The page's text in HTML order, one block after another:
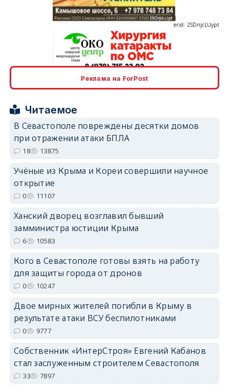
erid: 2SDnjcLUypt
Реклама на ForPost
Читаемое
В Севастополе повреждены десятки домов
при отражении атаки БПЛА
18 13875
Учёные из Крыма и Кореи совершили научное
открытие
0 11107
Ханский дворец возглавил бывший
замминистра юстиции Крыма
6 10583
Кого в Севастополе готовы взять на работу
для защиты города от дронов
0 10247
Двое мирных жителей погибли в Крыму в
результате атаки ВСУ беспилотниками
0 9777
Собственник «ИнтерСтроя» Евгений Кабанов
стал заслуженным строителем Севастополя
33 7897